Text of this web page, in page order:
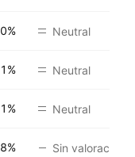
Neutral
Neutral
Neutral
Sin valoración